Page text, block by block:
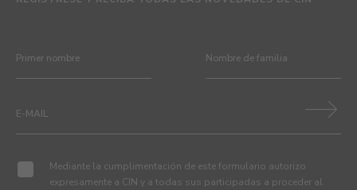
Mediante la cumplimentación de este formulario autorizo
expresamente a CIN y a todas sus participadas a proceder al